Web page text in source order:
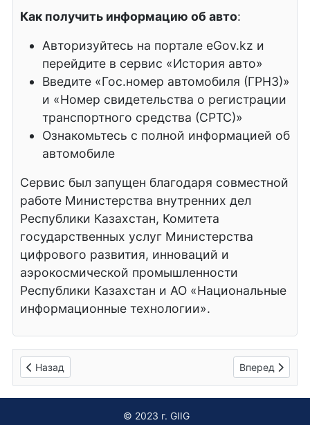
Как получить информацию об авто:
Авторизуйтесь на портале eGov.kz и
перейдите в сервис «История авто»
Введите «Гос.номер автомобиля (ГРНЗ)»
и «Номер свидетельства о регистрации
транспортного средства (СРТС)»
Ознакомьтесь с полной информацией об
автомобиле
Сервис был запущен благодаря совместной
работе Министерства внутренних дел
Республики Казахстан, Комитета
государственных услуг Министерства
цифрового развития, инноваций и
аэрокосмической промышленности
Республики Казахстан и АО «Национальные
информационные технологии».
Предыдущий: Гидромеханический, роботизированный и
Назад Следующий:
Вперед
© 2023 г. GIIG